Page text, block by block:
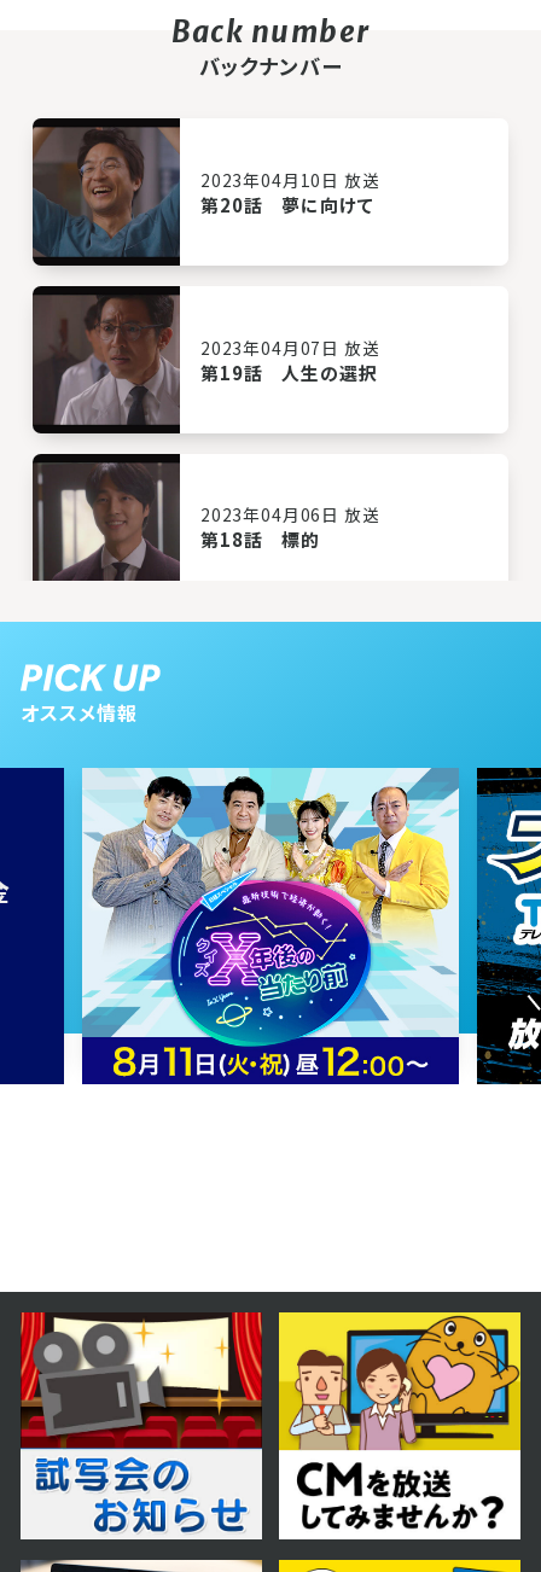
バックナンバー
2023年04月10日 放送
第20話 夢に向けて
2023年04月07日 放送
第19話 人生の選択
2023年04月06日 放送
第18話 標的
2023年04月04日 放送
第16話 エリートの焦り
2023年04月03日 放送
第15話 正しいと信じる道
2023年03月30日 放送
第13話 因縁の関係
2023年03月29日 放送
第12話 もう１人の患者
オススメ情報